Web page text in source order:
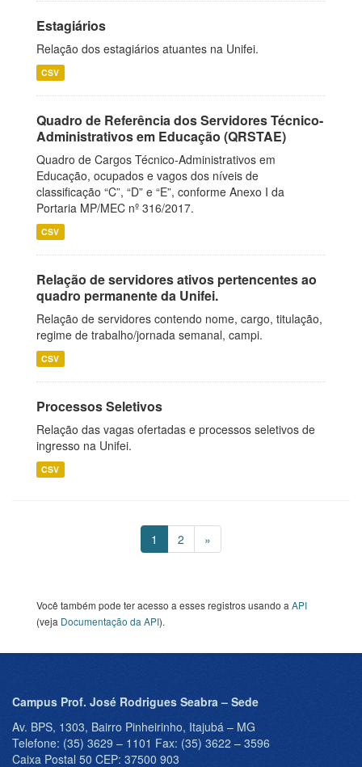
Estagiários
Relação dos estagiários atuantes na Unifei.
CSV
Quadro de Referência dos Servidores Técnico-
Administrativos em Educação (QRSTAE)
Quadro de Cargos Técnico-Administrativos em
Educação, ocupados e vagos dos níveis de
classificação “C”, “D” e “E”, conforme Anexo I da
Portaria MP/MEC nº 316/2017.
CSV
Relação de servidores ativos pertencentes ao
quadro permanente da Unifei.
Relação de servidores contendo nome, cargo, titulação,
regime de trabalho/jornada semanal, campi.
CSV
Processos Seletivos
Relação das vagas ofertadas e processos seletivos de
ingresso na Unifei.
CSV
1 2 »
Você também pode ter acesso a esses registros usando a API
(veja Documentação da API).
Campus Prof. José Rodrigues Seabra – Sede
Av. BPS, 1303, Bairro Pinheirinho, Itajubá – MG
Telefone: (35) 3629 – 1101 Fax: (35) 3622 – 3596
Caixa Postal 50 CEP: 37500 903